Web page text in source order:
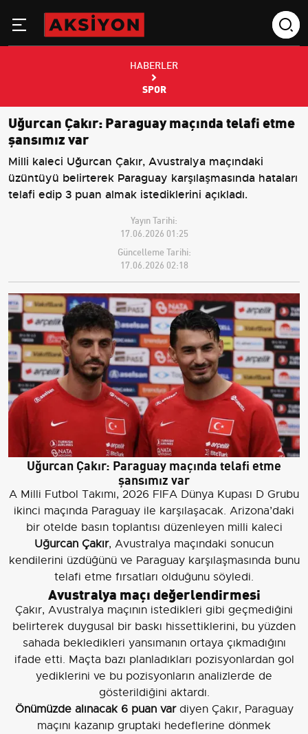
HABERLER
SPOR
Uğurcan Çakır: Paraguay maçında telafi etme
şansımız var
Milli kaleci Uğurcan Çakır, Avustralya maçındaki
üzüntüyü belirterek Paraguay karşılaşmasında hataları
telafi edip 3 puan almak istediklerini açıkladı.
Yayın Tarihi:
17.06.2026 01:25
Güncelleme Tarihi:
17.06.2026 02:18
Uğurcan Çakır: Paraguay maçında telafi etme
şansımız var
A Milli Futbol Takımı, 2026 FIFA Dünya Kupası D Grubu
ikinci maçında Paraguay ile karşılaşacak. Arizona’daki
bir otelde basın toplantısı düzenleyen milli kaleci
Uğurcan Çakır, Avustralya maçındaki sonucun
kendilerini üzdüğünü ve Paraguay karşılaşmasında bunu
telafi etme fırsatları olduğunu söyledi.
Avustralya maçı değerlendirmesi
Çakır, Avustralya maçının istedikleri gibi geçmediğini
belirterek duygusal bir baskı hissettiklerini, bu yüzden
sahada bekledikleri yansımanın ortaya çıkmadığını
ifade etti. Maçta bazı planladıkları pozisyonlardan gol
yediklerini ve bu pozisyonların analizlerde de
gösterildiğini aktardı.
Önümüzde alınacak 6 puan vardiyen Çakır, Paraguay
maçını kazanıp gruptaki hedeflerine dönmek